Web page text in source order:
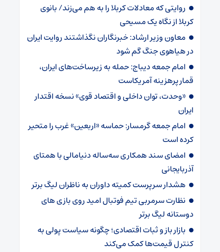
روایتی که معادلات کربلا را به هم می‌زند/ بانوی
کربلا از نگاه یک مسیحی
معاون وزیر ارشاد: خبرنگاران نگذاشتند روایت ایران
در هیاهوی جنگ گم شود
امام جمعه دیباج: حمله به زیرساخت‌های ایران،
قمار پرهزینه آمریکاست
«وحدت، توان داخلی و اقتصاد قوی» نسخه اقتدار
ایران
امام جمعه گرمسار: حماسه «اربعین» غرب را متحیر
کرده است
امضای سند همکاری سه‌ساله دنیامالی با همتای
آذربایجانی
هشدار سرپرست ‌کمیته داوران به ناظران لیگ برتر
نظارت سرمربی تیم‌ فوتبال امید روی بازی های
دوستانه لیگ برتر
بازار باز و ثبات اقتصادی؛ چگونه سیاست پولی به
کنترل قیمت‌ها کمک می‌کند